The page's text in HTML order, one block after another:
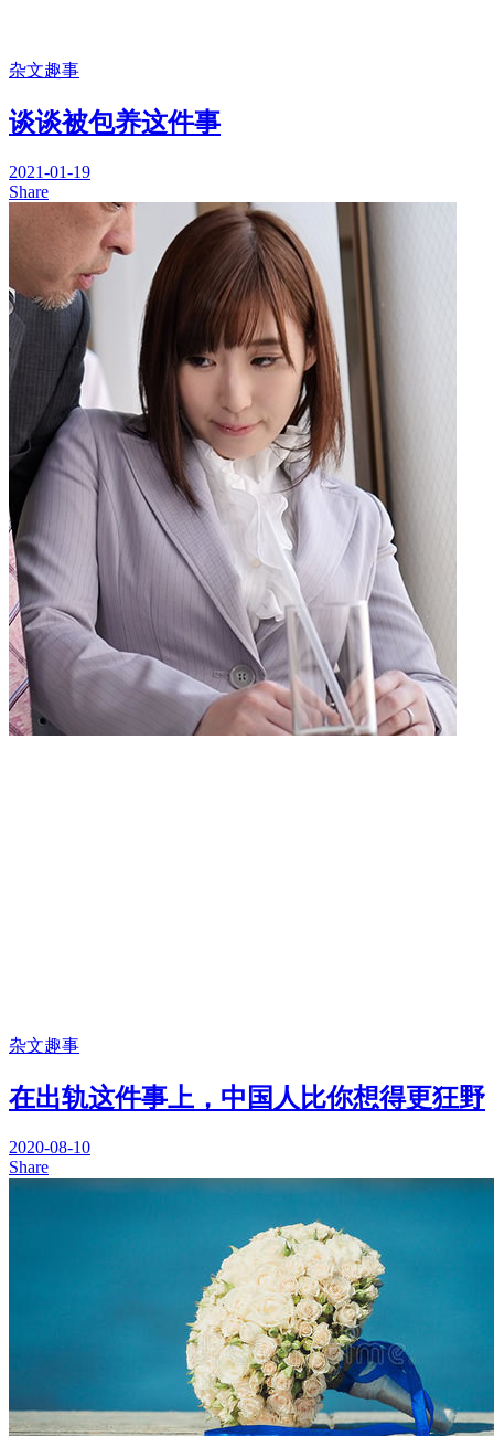
杂文趣事
谈谈被包养这件事
2021-01-19
Share
杂文趣事
在出轨这件事上，中国人比你想得更狂野
2020-08-10
Share